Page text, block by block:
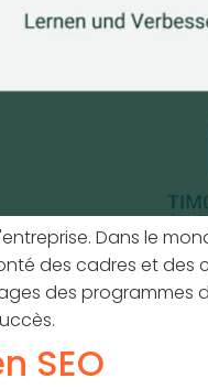
Dans le
des cadres et des
des programmes
SEO